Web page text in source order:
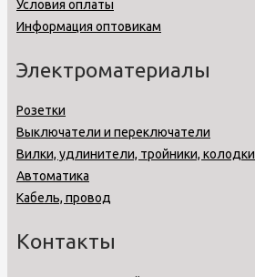
Условия оплаты
Информация оптовикам
Электроматериалы
Розетки
Выключатели и переключатели
Вилки, удлинители, тройники, колодки
Автоматика
Кабель, провод
Контакты